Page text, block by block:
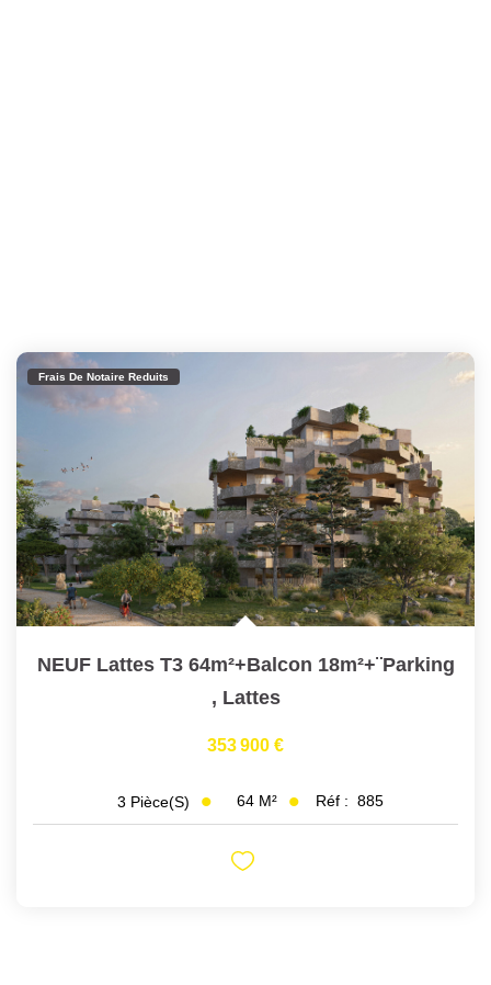
Frais De Notaire Reduits
NEUF Lattes T3 64m²+Balcon 18m²+¨Parking
, Lattes
353 900 €
3 Pièce(s) 64 M² Réf : 885